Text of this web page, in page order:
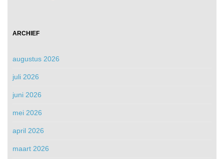
ARCHIEF
augustus 2026
juli 2026
juni 2026
mei 2026
april 2026
maart 2026